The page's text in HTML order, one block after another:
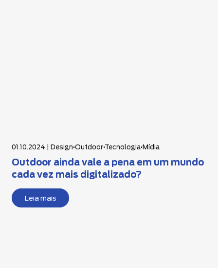
01.10.2024 | Design•Outdoor•Tecnologia• Mídia
Outdoor ainda vale a pena em um mundo
cada vez mais digitalizado?
Leia mais